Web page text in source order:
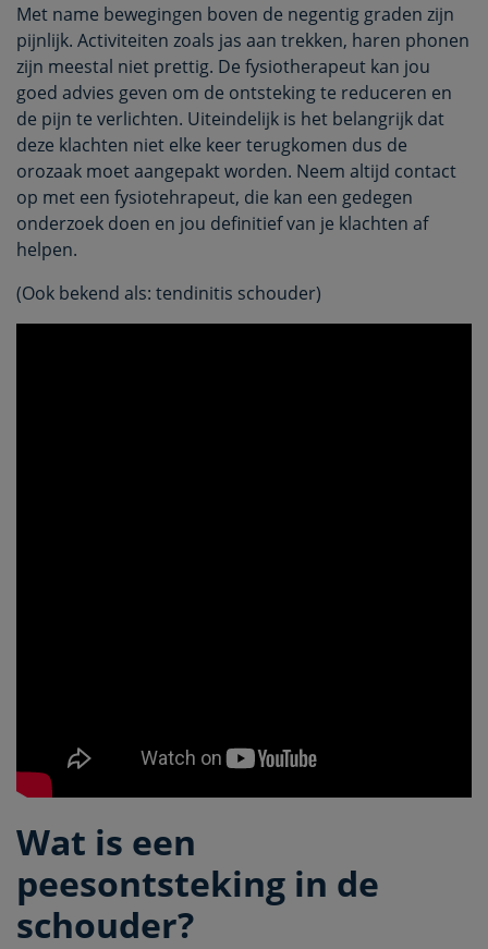
Met name bewegingen boven de negentig graden zijn
pijnlijk. Activiteiten zoals jas aan trekken, haren phonen
zijn meestal niet prettig. De fysiotherapeut kan jou
goed advies geven om de ontsteking te reduceren en
de pijn te verlichten. Uiteindelijk is het belangrijk dat
deze klachten niet elke keer terugkomen dus de
orozaak moet aangepakt worden. Neem altijd contact
op met een fysiotehrapeut, die kan een gedegen
onderzoek doen en jou definitief van je klachten af
helpen.
(Ook bekend als: tendinitis schouder)
Wat is een
peesontsteking in de
schouder?